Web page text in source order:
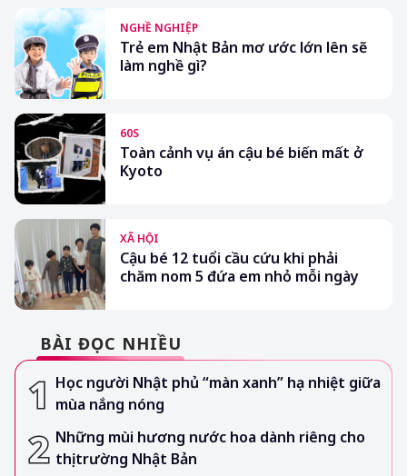
NGHỀ NGHIỆP
Trẻ em Nhật Bản mơ ước lớn lên sẽ
làm nghề gì?
60S
Toàn cảnh vụ án cậu bé biến mất ở
Kyoto
XÃ HỘI
Cậu bé 12 tuổi cầu cứu khi phải
chăm nom 5 đứa em nhỏ mỗi ngày
BÀI ĐỌC NHIỀU
Học người Nhật phủ “màn xanh” hạ nhiệt giữa
mùa nắng nóng
Những mùi hương nước hoa dành riêng cho
thị trường Nhật Bản